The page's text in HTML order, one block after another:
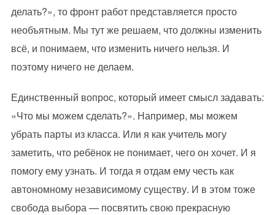
делать?», то фронт работ представляется просто
необъятным. Мы тут же решаем, что должны изменить
всё, и понимаем, что изменить ничего нельзя. И
поэтому ничего не делаем.
Единственный вопрос, который имеет смысл задавать:
«Что мы можем сделать?». Например, мы можем
убрать парты из класса. Или я как учитель могу
заметить, что ребёнок не понимает, чего он хочет. И я
помогу ему узнать. И тогда я отдам ему честь как
автономному независимому существу. И в этом тоже
свобода выбора — посвятить свою прекрасную